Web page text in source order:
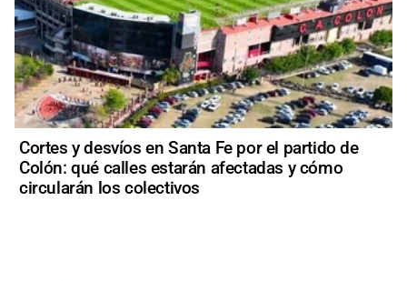
Cortes y desvíos en Santa Fe por el partido de
Colón: qué calles estarán afectadas y cómo
circularán los colectivos